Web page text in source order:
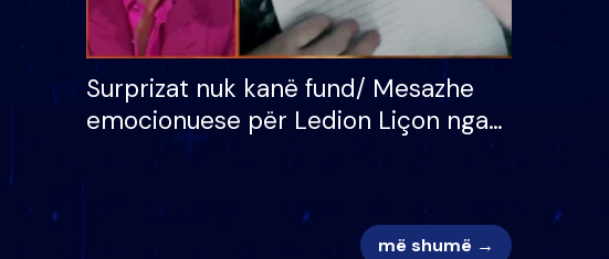
Surprizat nuk kanë fund/ Mesazhe
emocionuese për Ledion Liçon nga
nëna dhe fëmijët e tij, moderatori
më shumë →